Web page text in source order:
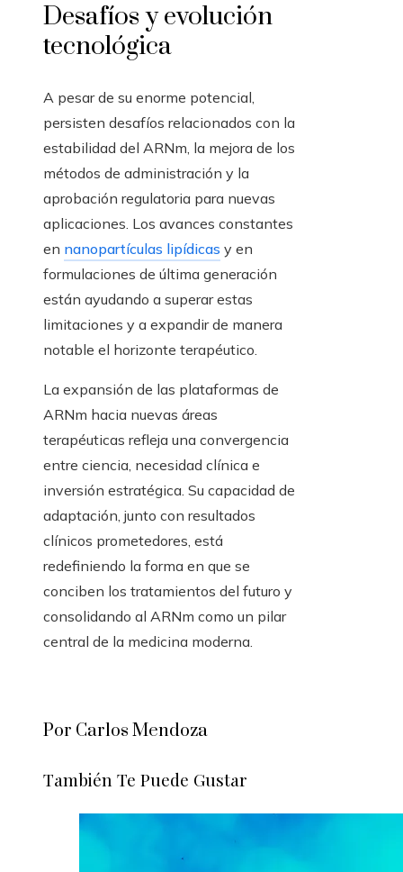
Desafíos y evolución
tecnológica
A pesar de su enorme potencial,
persisten desafíos relacionados con la
estabilidad del ARNm, la mejora de los
métodos de administración y la
aprobación regulatoria para nuevas
aplicaciones. Los avances constantes
en nanopartículas lipídicas y en
formulaciones de última generación
están ayudando a superar estas
limitaciones y a expandir de manera
notable el horizonte terapéutico.
La expansión de las plataformas de
ARNm hacia nuevas áreas
terapéuticas refleja una convergencia
entre ciencia, necesidad clínica e
inversión estratégica. Su capacidad de
adaptación, junto con resultados
clínicos prometedores, está
redefiniendo la forma en que se
conciben los tratamientos del futuro y
consolidando al ARNm como un pilar
central de la medicina moderna.
Por Carlos Mendoza
También Te Puede Gustar